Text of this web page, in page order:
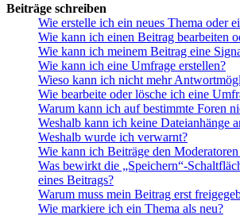
Beiträge schreiben
Wie erstelle ich ein neues Thema oder
Wie kann ich einen Beitrag bearbeiten
Wie kann ich meinem Beitrag eine
Wie kann ich eine Umfrage erstellen?
Wieso kann ich nicht mehr
Wie bearbeite oder lösche ich eine
Warum kann ich auf bestimmte Foren
Weshalb kann ich keine Dateianhänge
Weshalb wurde ich verwarnt?
Wie kann ich Beiträge den
Was bewirkt die „Speichern“-
eines Beitrags?
Warum muss mein Beitrag erst
Wie markiere ich ein Thema als neu?